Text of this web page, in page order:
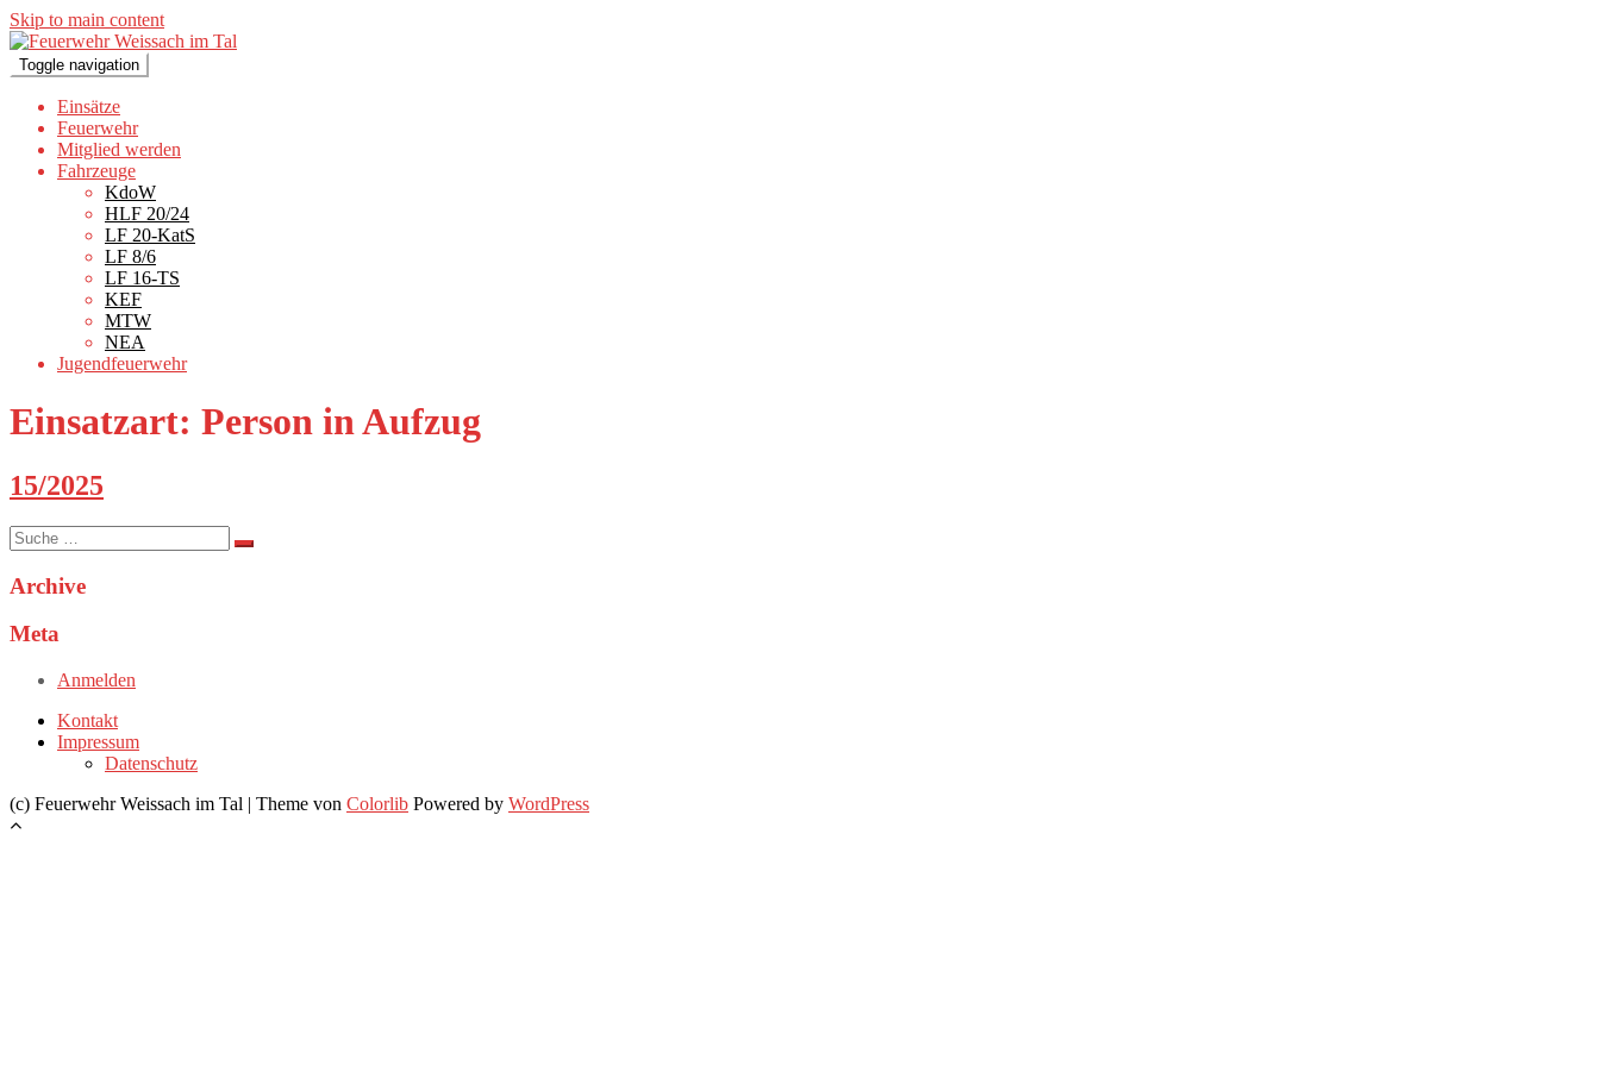
Skip to main content
Toggle navigation
Einsätze
Feuerwehr
Mitglied werden
Fahrzeuge
KdoW
HLF 20/24
LF 20-KatS
LF 8/6
LF 16-TS
KEF
MTW
NEA
Jugendfeuerwehr
Einsatzart: Person in Aufzug
15/2025
Suche
nach:
Archive
Meta
Anmelden
Kontakt
Impressum
Datenschutz
(c) Feuerwehr Weissach im Tal | Theme von Colorlib Powered by WordPress